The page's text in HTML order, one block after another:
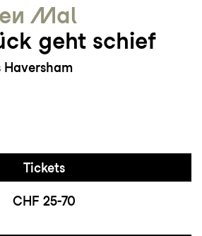
Mal
geht schief
Haversham
Tickets
CHF 25-70